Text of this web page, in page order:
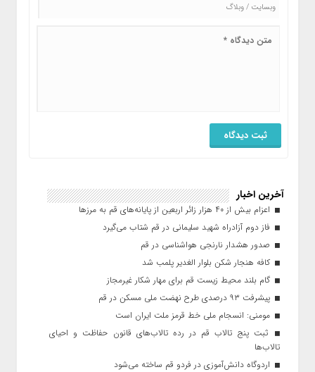
آخرین اخبار
اعزام بیش از ۴۰ هزار زائر اربعین از پایانه‌های قم به مرزها
فاز دوم آزادراه شهید سلیمانی در قم شتاب می‌گیرد
صدور هشدار نارنجی هواشناسی در قم
کافه هنجار شکن بلوار الغدیر پلمب شد
گام بلند محیط زیست قم برای مهار شکار غیرمجاز
پیشرفت ۹۳ درصدی طرح نهضت ملی مسکن در قم
مومنی: انسجام ملی خط قرمز ملت ایران است
ثبت پنج تالاب قم در رده تالاب‌های قانون حفاظت و احیای
تالاب‌ها
اردوگاه دانش‌آموزی در فردو قم ساخته می‌شود